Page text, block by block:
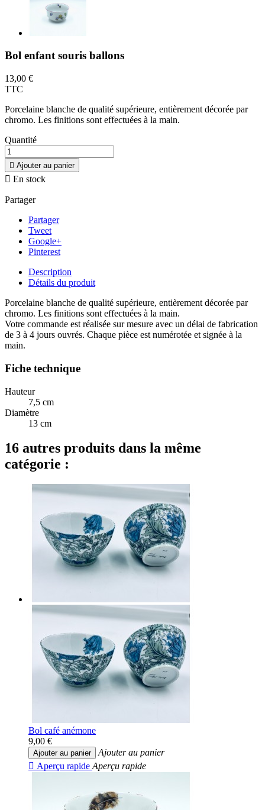
Bol enfant souris ballons
13,00 €
TTC
Porcelaine blanche de qualité supérieure, entièrement décorée par
chromo. Les finitions sont effectuées à la main.
Quantité
 Ajouter au panier
 En stock
Partager
Partager
Tweet
Google+
Pinterest
Description
Détails du produit
Porcelaine blanche de qualité supérieure, entièrement décorée par
chromo. Les finitions sont effectuées à la main.
Votre commande est réalisée sur mesure avec un délai de fabrication
de 3 à 4 jours ouvrés. Chaque pièce est numérotée et signée à la
main.
Fiche technique
Hauteur
7,5 cm
Diamètre
13 cm
16 autres produits dans la même
catégorie :
Bol café anémone
9,00 €
Ajouter au panier
Ajouter au panier
 Aperçu rapide Aperçu rapide